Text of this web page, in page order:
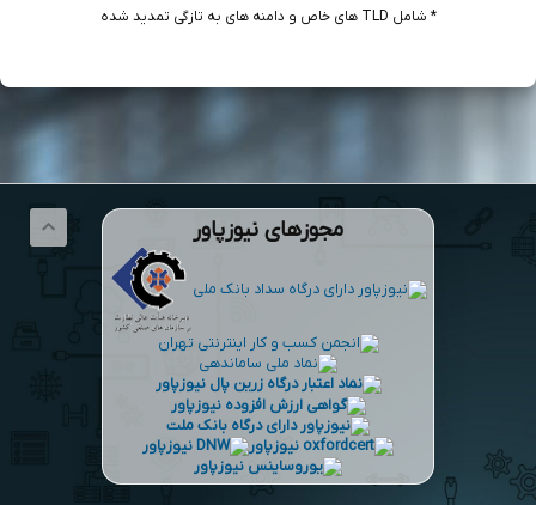
* شامل TLD های خاص و دامنه های به تازگی تمدید شده
مجوزهای نیوزپاور